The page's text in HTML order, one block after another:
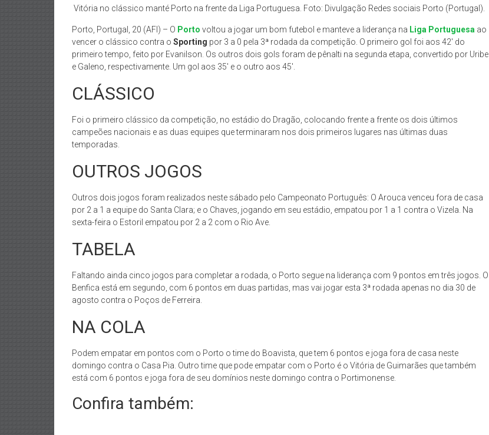
Vitória no clássico manté Porto na frente da Liga Portuguesa. Foto: Divulgação Redes sociais Porto (Portugal).
Porto, Portugal, 20 (AFI) – O Porto voltou a jogar um bom futebol e manteve a liderança na Liga Portuguesa ao
vencer o clássico contra o Sporting por 3 a 0 pela 3ª rodada da competição. O primeiro gol foi aos 42′ do
primeiro tempo, feito por Evanilson. Os outros dois gols foram de pênalti na segunda etapa, convertido por Uribe
e Galeno, respectivamente. Um gol aos 35′ e o outro aos 45′.
CLÁSSICO
Foi o primeiro clássico da competição, no estádio do Dragão, colocando frente a frente os dois últimos
campeões nacionais e as duas equipes que terminaram nos dois primeiros lugares nas últimas duas
temporadas.
OUTROS JOGOS
Outros dois jogos foram realizados neste sábado pelo Campeonato Português: O Arouca venceu fora de casa
por 2 a 1 a equipe do Santa Clara; e o Chaves, jogando em seu estádio, empatou por 1 a 1 contra o Vizela. Na
sexta-feira o Estoril empatou por 2 a 2 com o Rio Ave.
TABELA
Faltando ainda cinco jogos para completar a rodada, o Porto segue na liderança com 9 pontos em três jogos. O
Benfica está em segundo, com 6 pontos em duas partidas, mas vai jogar esta 3ª rodada apenas no dia 30 de
agosto contra o Poços de Ferreira.
NA COLA
Podem empatar em pontos com o Porto o time do Boavista, que tem 6 pontos e joga fora de casa neste
domingo contra o Casa Pia. Outro time que pode empatar com o Porto é o Vitória de Guimarães que também
está com 6 pontos e joga fora de seu domínios neste domingo contra o Portimonense.
Confira também: